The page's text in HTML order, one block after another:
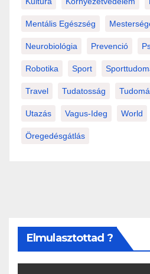
Mentális Egészség
Neurobiológia Prevenció
Robotika Sport
Travel Tudatosság
Utazás Vagus-Ideg World
Öregedésgátlás
Elmulasztottad ?